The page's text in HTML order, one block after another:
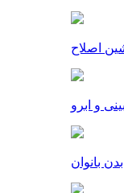
اصلاح
و ابرو
بانوان